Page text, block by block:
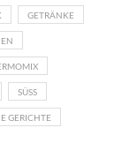
GETRÄNKE
SÜSS
GERICHTE